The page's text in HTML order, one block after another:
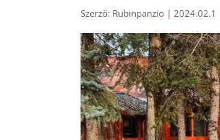
Szerző: Rubinpanzio |2024.02.1